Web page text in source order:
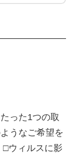
ケットです。
合は、別途お
った1つの取
うなご希望を
□ウィルスに影